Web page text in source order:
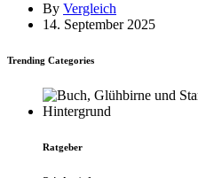
By Vergleich
14. September 2025
Trending Categories
Ratgeber